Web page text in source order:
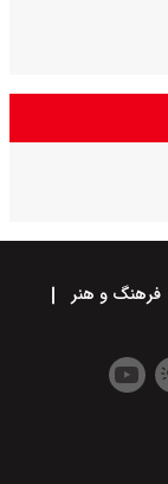
فرهنگ و هنر